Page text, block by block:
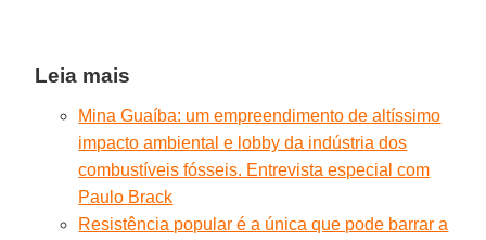
Leia mais
Mina Guaíba: um empreendimento de altíssimo
impacto ambiental e lobby da indústria dos
combustíveis fósseis. Entrevista especial com
Paulo Brack
Resistência popular é a única que pode barrar a